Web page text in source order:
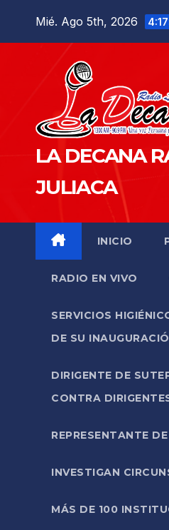
Mié. Ago 5th, 2026
LA DECANA
JULIACA
INICIO
RADIO EN VIVO
SERVICIOS
DE SU
DIRIGENTE DE
CONTRA
REPRESENTANTE
INVESTIGAN
MÁS DE 100